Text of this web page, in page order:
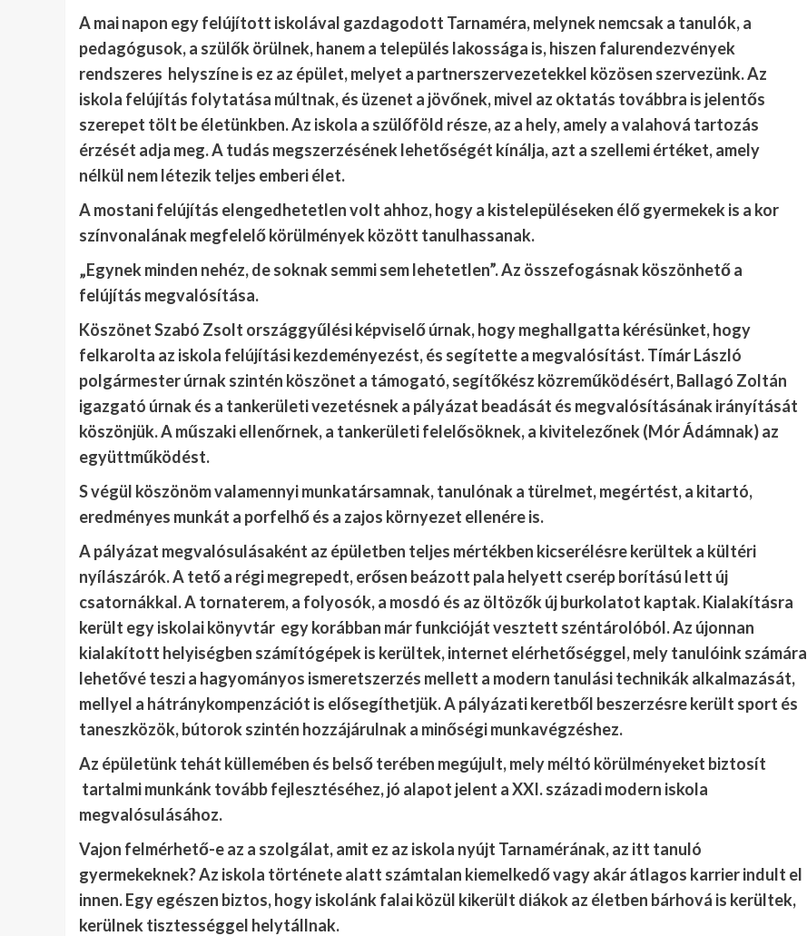
A mai napon egy felújított iskolával gazdagodott Tarnaméra, melynek nemcsak a tanulók, a
pedagógusok, a szülők örülnek, hanem a település lakossága is, hiszen falurendezvények
rendszeres helyszíne is ez az épület, melyet a partnerszervezetekkel közösen szervezünk. Az
iskola felújítás folytatása múltnak, és üzenet a jövőnek, mivel az oktatás továbbra is jelentős
szerepet tölt be életünkben. Az iskola a szülőföld része, az a hely, amely a valahová tartozás
érzését adja meg. A tudás megszerzésének lehetőségét kínálja, azt a szellemi értéket, amely
nélkül nem létezik teljes emberi élet.
A mostani felújítás elengedhetetlen volt ahhoz, hogy a kistelepüléseken élő gyermekek is a kor
színvonalának megfelelő körülmények között tanulhassanak.
„Egynek minden nehéz, de soknak semmi sem lehetetlen”. Az összefogásnak köszönhető a
felújítás megvalósítása.
Köszönet Szabó Zsolt országgyűlési képviselő úrnak, hogy meghallgatta kérésünket, hogy
felkarolta az iskola felújítási kezdeményezést, és segítette a megvalósítást. Tímár László
polgármester úrnak szintén köszönet a támogató, segítőkész közreműködésért, Ballagó Zoltán
igazgató úrnak és a tankerületi vezetésnek a pályázat beadását és megvalósításának irányítását
köszönjük. A műszaki ellenőrnek, a tankerületi felelősöknek, a kivitelezőnek (Mór Ádámnak) az
együttműködést.
S végül köszönöm valamennyi munkatársamnak, tanulónak a türelmet, megértést, a kitartó,
eredményes munkát a porfelhő és a zajos környezet ellenére is.
A pályázat megvalósulásaként az épületben teljes mértékben kicserélésre kerültek a kültéri
nyílászárók. A tető a régi megrepedt, erősen beázott pala helyett cserép borítású lett új
csatornákkal. A tornaterem, a folyosók, a mosdó és az öltözők új burkolatot kaptak. Kialakításra
került egy iskolai könyvtár egy korábban már funkcióját vesztett széntárolóból. Az újonnan
kialakított helyiségben számítógépek is kerültek, internet elérhetőséggel, mely tanulóink számára
lehetővé teszi a hagyományos ismeretszerzés mellett a modern tanulási technikák alkalmazását,
mellyel a hátránykompenzációt is elősegíthetjük. A pályázati keretből beszerzésre került sport és
taneszközök, bútorok szintén hozzájárulnak a minőségi munkavégzéshez.
Az épületünk tehát küllemében és belső terében megújult, mely méltó körülményeket biztosít
tartalmi munkánk tovább fejlesztéséhez, jó alapot jelent a XXI. századi modern iskola
megvalósulásához.
Vajon felmérhető-e az a szolgálat, amit ez az iskola nyújt Tarnamérának, az itt tanuló
gyermekeknek? Az iskola története alatt számtalan kiemelkedő vagy akár átlagos karrier indult el
innen. Egy egészen biztos, hogy iskolánk falai közül kikerült diákok az életben bárhová is kerültek,
kerülnek tisztességgel helytállnak.